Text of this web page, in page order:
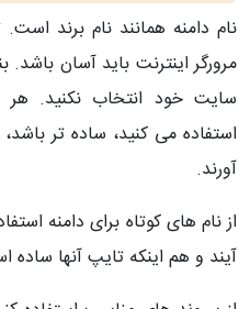
نام دامنه همانند نام برند
مرورگر اینترنت باید آسان باشد.
سایت خود انتخاب نکنید.
استفاده می کنید، ساده تر
آورند.
از نام های کوتاه برای دامنه
آیند و هم اینکه تایپ آنها ساده